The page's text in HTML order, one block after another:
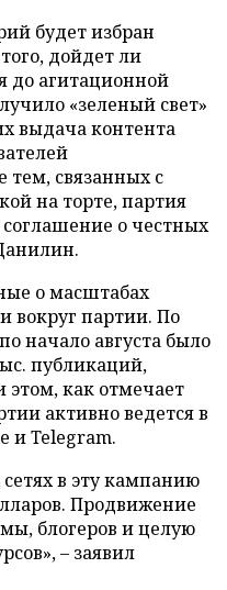
будет избран
дойдет ли
до агитационной
«зеленый свет»
выдача контента
тем, связанных с
на торте, партия
о честных
о масштабах
партии. По
начало августа было
публикаций,
этом, как отмечает
активно ведется в
и Telegram.
в эту кампанию
Продвижение
блогеров и целую
– заявил